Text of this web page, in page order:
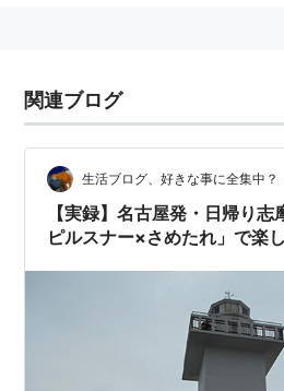
関連ブログ
生活ブログ、好きな事に全集中？
【実録】名古屋発・日帰り
ピルスナー×さめたれ」で楽